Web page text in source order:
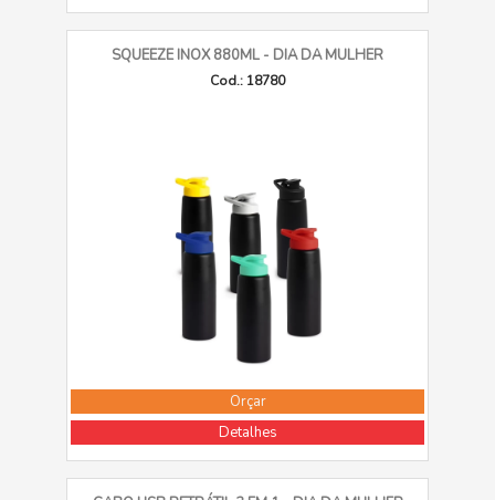
SQUEEZE INOX 880ML - DIA DA MULHER
Cod.: 18780
Orçar
Detalhes